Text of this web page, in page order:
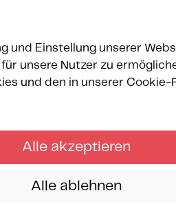
und Einstellung unserer
unsere Nutzer zu
und den in unserer
Alle akzeptieren
Alle ablehnen